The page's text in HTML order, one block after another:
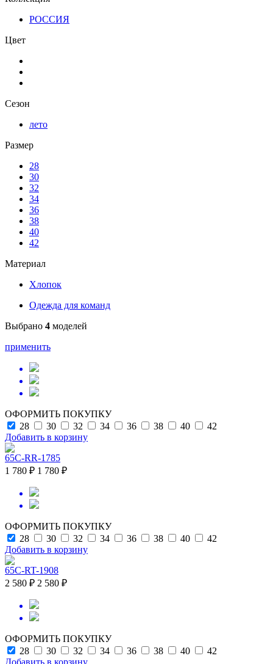
РОССИЯ
Цвет
Сезон
лето
Размер
28
30
32
34
36
38
40
42
Материал
Хлопок
Одежда для команд
Выбрано 4 моделей
применить
ОФОРМИТЬ ПОКУПКУ
28
30 32 34 36 38 40
42
Добавить в корзину
65C-RR-1785
1 780 ₽ 1 780 ₽
ОФОРМИТЬ ПОКУПКУ
28
30 32 34 36 38 40
42
Добавить в корзину
65C-RT-1908
2 580 ₽ 2 580 ₽
ОФОРМИТЬ ПОКУПКУ
28
30 32 34 36 38 40
42
Добавить в корзину